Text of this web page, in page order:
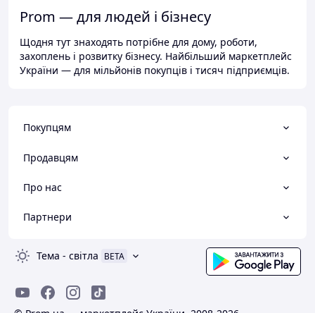
Prom — для людей і бізнесу
Щодня тут знаходять потрібне для дому, роботи,
захоплень і розвитку бізнесу. Найбільший маркетплейс
України — для мільйонів покупців і тисяч підприємців.
Покупцям
Продавцям
Про нас
Партнери
Тема - світла BETA